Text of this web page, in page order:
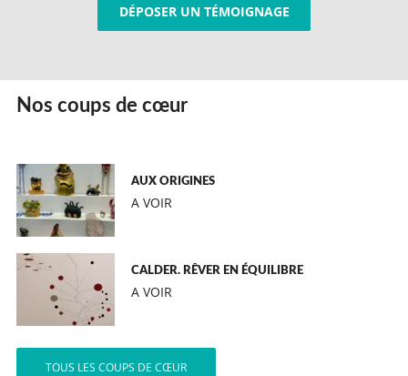
DÉPOSER UN TÉMOIGNAGE
Nos coups de cœur
AUX ORIGINES
A VOIR
CALDER. RÊVER EN ÉQUILIBRE
A VOIR
TOUS LES COUPS DE CŒUR